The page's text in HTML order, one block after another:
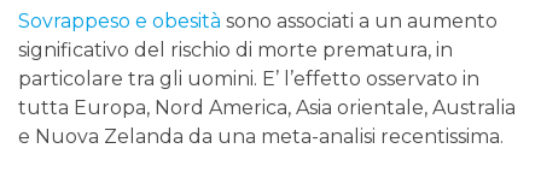
Sovrappeso e obesità sono associati a un aumento
significativo del rischio di morte prematura, in
particolare tra gli uomini. E’ l’effetto osservato in
tutta Europa, Nord America, Asia orientale, Australia
e Nuova Zelanda da una meta-analisi recentissima.